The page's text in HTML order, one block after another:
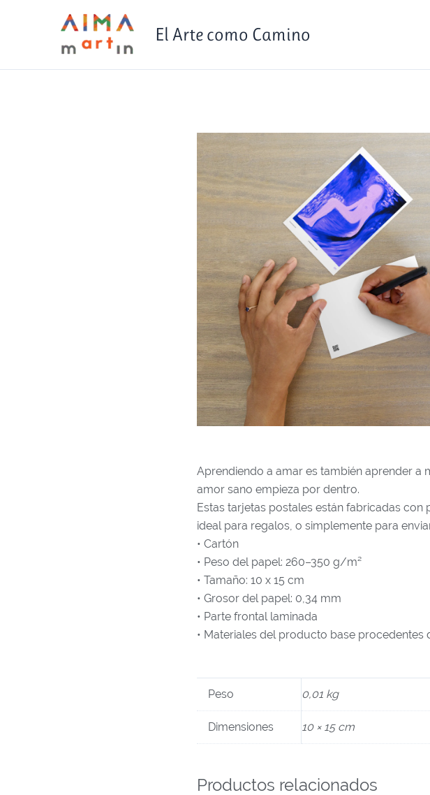
El Arte como Camino
Aprendiendo a amar es también aprender a
amor sano empieza por dentro.
Estas tarjetas postales están fabricadas
ideal para regalos, o simplemente para
• Cartón
• Peso del papel: 260–350 g/m²
• Tamaño: 10 x 15 cm
• Grosor del papel: 0,34 mm
• Parte frontal laminada
• Materiales del producto base procedentes
Peso 0,01 kg
Dimensiones 10 × 15 cm
Productos relacionados